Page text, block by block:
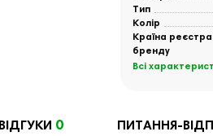
Тип
Колір
Країна
бренду
Всі
ВІДГУКИ 0 ПИТАННЯ-